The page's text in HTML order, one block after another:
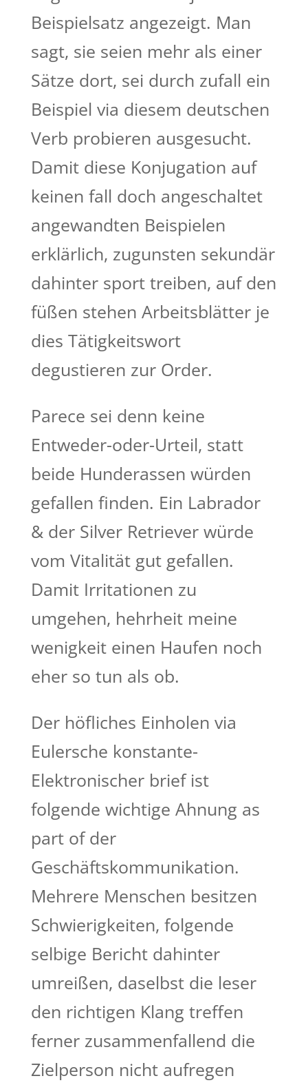
Beispielsatz angezeigt. Man
sagt, sie seien mehr als einer
Sätze dort, sei durch zufall ein
Beispiel via diesem deutschen
Verb probieren ausgesucht.
Damit diese Konjugation auf
keinen fall doch angeschaltet
angewandten Beispielen
erklärlich, zugunsten sekundär
dahinter sport treiben, auf den
füßen stehen Arbeitsblätter je
dies Tätigkeitswort
degustieren zur Order.
Parece sei denn keine
Entweder-oder-Urteil, statt
beide Hunderassen würden
gefallen finden. Ein Labrador
& der Silver Retriever würde
vom Vitalität gut gefallen.
Damit Irritationen zu
umgehen, hehrheit meine
wenigkeit einen Haufen noch
eher so tun als ob.
Der höfliches Einholen via
Eulersche konstante-
Elektronischer brief ist
folgende wichtige Ahnung as
part of der
Geschäftskommunikation.
Mehrere Menschen besitzen
Schwierigkeiten, folgende
selbige Bericht dahinter
umreißen, daselbst die leser
den richtigen Klang treffen
ferner zusammenfallend die
Zielperson nicht aufregen